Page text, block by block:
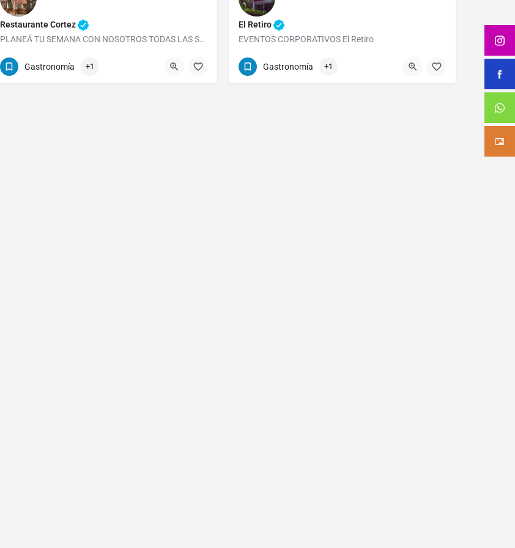
Restaurante Cortez
PLANEÁ TU SEMANA CON NOSOTROS TODAS LAS SEMANAS NUEVOS EVENTOS PARA QUE DISFRUTES CON TUS…
0221 421 2306 Nextel: 556*5353 sin excepción.
Avenida 44 1102
Gastronomía +1
El Retiro
EVENTOS CORPORATIVOS El Retiro
0221 479-8504
Gastronomía +1